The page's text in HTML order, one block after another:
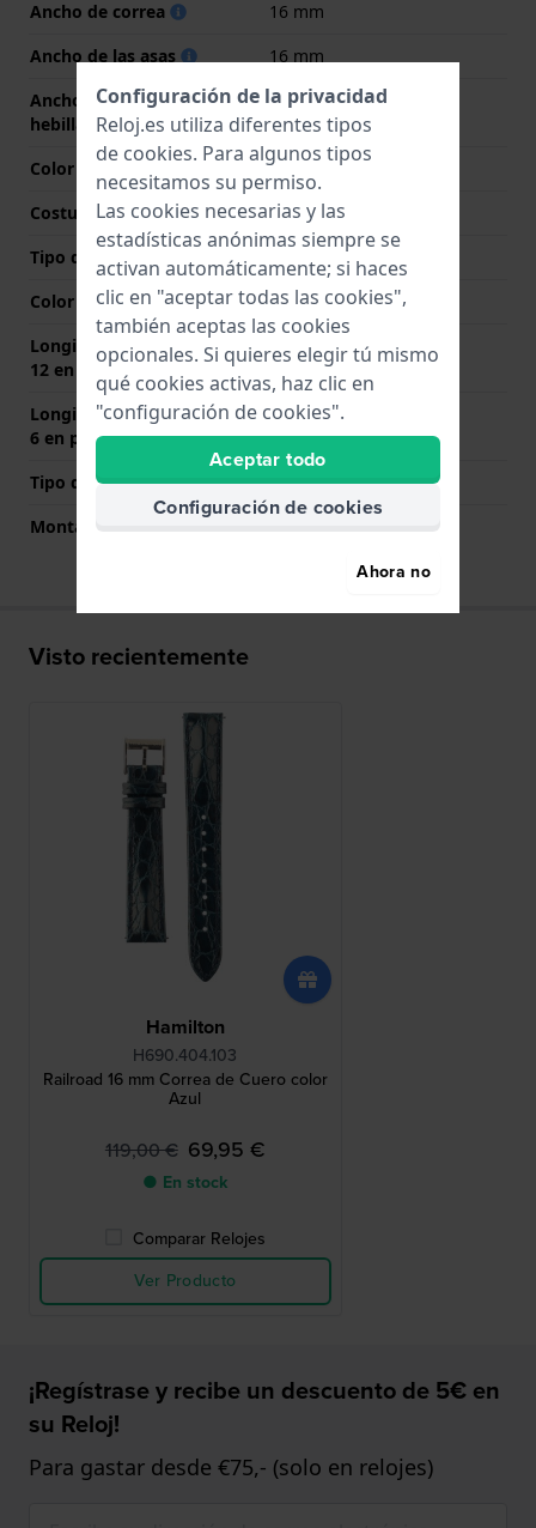
Ancho de correa
16 mm
Ancho de las asas
16 mm
Ancho de correa en la
hebilla
14 mm
Color de correa
Azul
Costura de color
Azul
Tipo de cierre
Color del cierre
Plateado
Longitud de la correa a las
12 en punto (mm)
70 mm
Longitud de la correa a las
6 en punto (mm)
110 mm
Tipo de montaje
Pasadores de resorte
Montaje Recto
Visto recientemente
Hamilton
H690.404.103
Railroad 16 mm Correa de Cuero color
Azul
119,00 € 69,95 €
● En stock
Comparar Relojes
Ver Producto
¡Regístrase y recibe un descuento de 5€ en
su Reloj!
Para gastar desde €75,- (solo en relojes)
Configuración de la privacidad
Reloj.es utiliza diferentes tipos
de cookies. Para algunos tipos
necesitamos su permiso.
Las cookies necesarias y las
estadísticas anónimas siempre se
activan automáticamente; si haces
clic en "aceptar todas las cookies",
también aceptas las cookies
opcionales. Si quieres elegir tú mismo
qué cookies activas, haz clic en
"configuración de cookies".
Aceptar todo
Configuración de cookies
Ahora no